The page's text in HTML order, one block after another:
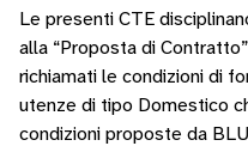
Le presenti CTE
alla “Proposta di
richiamati le condizioni di
utenze di tipo Domestico
condizioni proposte da